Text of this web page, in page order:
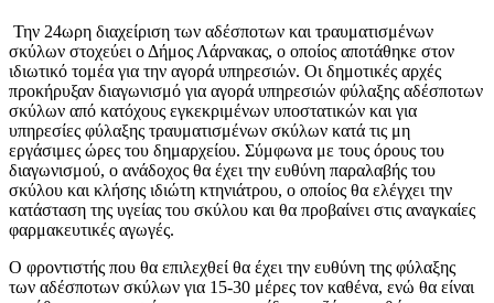
Την 24ωρη διαχείριση των αδέσποτων και τραυματισμένων
σκύλων στοχεύει ο Δήμος Λάρνακας, ο οποίος αποτάθηκε στον
ιδιωτικό τομέα για την αγορά υπηρεσιών. Οι δημοτικές αρχές
προκήρυξαν διαγωνισμό για αγορά υπηρεσιών φύλαξης αδέσποτων
σκύλων από κατόχους εγκεκριμένων υποστατικών και για
υπηρεσίες φύλαξης τραυματισμένων σκύλων κατά τις μη
εργάσιμες ώρες του δημαρχείου. Σύμφωνα με τους όρους του
διαγωνισμού, ο ανάδοχος θα έχει την ευθύνη παραλαβής του
σκύλου και κλήσης ιδιώτη κτηνιάτρου, ο οποίος θα ελέγχει την
κατάσταση της υγείας του σκύλου και θα προβαίνει στις αναγκαίες
φαρμακευτικές αγωγές.
Ο φροντιστής που θα επιλεχθεί θα έχει την ευθύνη της φύλαξης
των αδέσποτων σκύλων για 15-30 μέρες τον καθένα, ενώ θα είναι